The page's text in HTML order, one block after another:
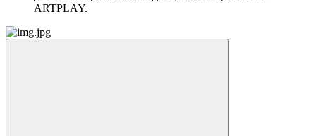
ARTPLAY.